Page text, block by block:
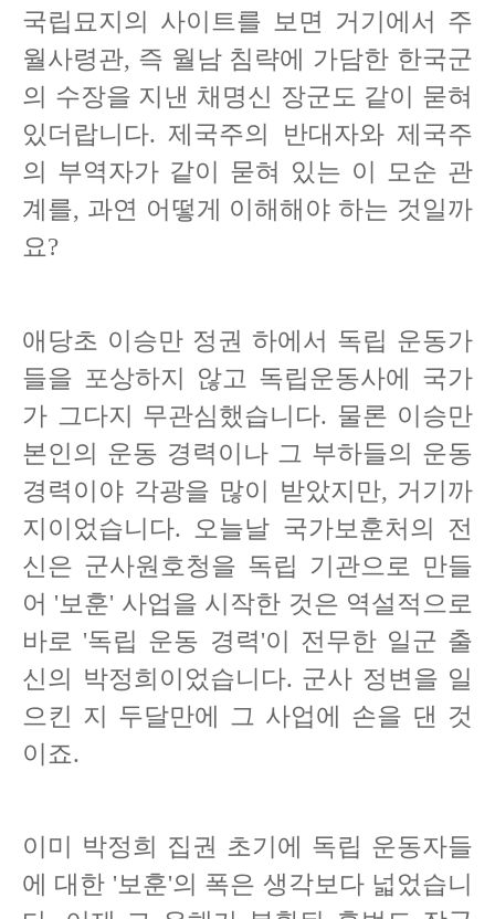
국립묘지의 사이트를 보면 거기에서 주
월사령관, 즉 월남 침략에 가담한 한국군
의 수장을 지낸 채명신 장군도 같이 묻혀
있더랍니다. 제국주의 반대자와 제국주
의 부역자가 같이 묻혀 있는 이 모순 관
계를, 과연 어떻게 이해해야 하는 것일까
요?
애당초 이승만 정권 하에서 독립 운동가
들을 포상하지 않고 독립운동사에 국가
가 그다지 무관심했습니다. 물론 이승만
본인의 운동 경력이나 그 부하들의 운동
경력이야 각광을 많이 받았지만, 거기까
지이었습니다. 오늘날 국가보훈처의 전
신은 군사원호청을 독립 기관으로 만들
어 '보훈' 사업을 시작한 것은 역설적으로
바로 '독립 운동 경력'이 전무한 일군 출
신의 박정희이었습니다. 군사 정변을 일
으킨 지 두달만에 그 사업에 손을 댄 것
이죠.
이미 박정희 집권 초기에 독립 운동자들
에 대한 '보훈'의 폭은 생각보다 넓었습니